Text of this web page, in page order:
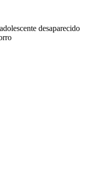
desaparecido